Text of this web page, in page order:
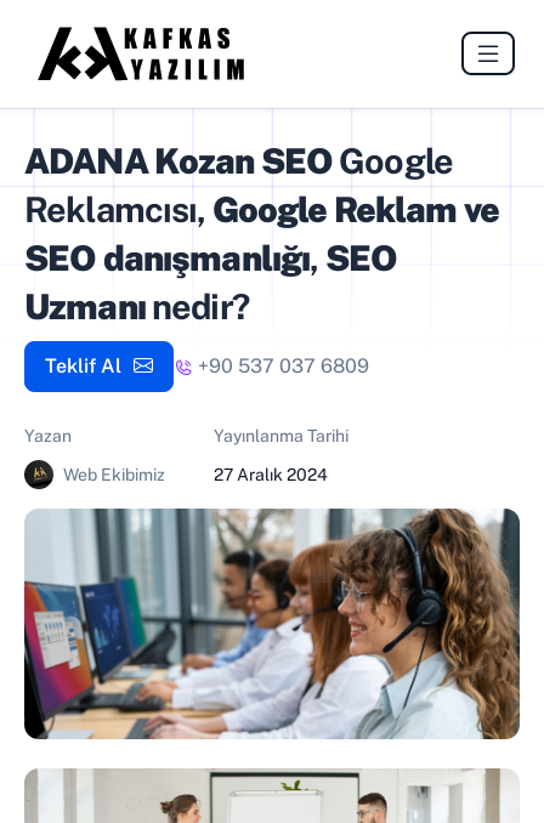
ADANA Kozan SEOGoogle
Reklamcısı, Google Reklam ve
SEO danışmanlığı, SEO
Uzmanınedir?
Teklif Al +90 537 037 6809
Yazan
Web Ekibimiz
Yayınlanma Tarihi
27 Aralık 2024